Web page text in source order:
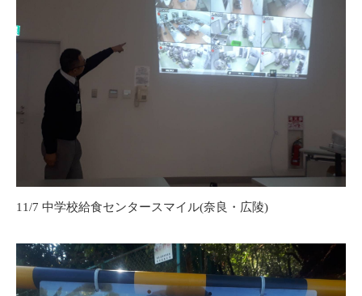
11/7 中学校給食センタースマイル(奈良・広陵)